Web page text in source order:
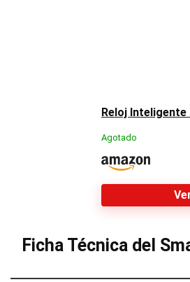
Reloj Inteligente
Agotado
Ficha Técnica del